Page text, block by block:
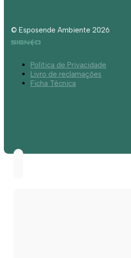
© Esposende Ambiente 2026
Política de Privacidade
Livro de reclamações
Ficha Técnica